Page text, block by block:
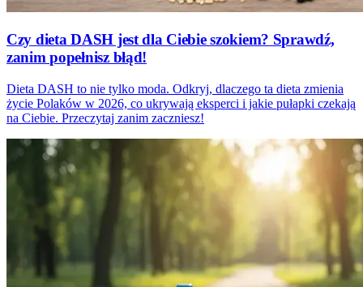
Czy dieta DASH jest dla Ciebie szokiem? Sprawdź,
zanim popełnisz błąd!
Dieta DASH to nie tylko moda. Odkryj, dlaczego ta dieta zmienia
życie Polaków w 2026, co ukrywają eksperci i jakie pułapki czekają
na Ciebie. Przeczytaj zanim zaczniesz!